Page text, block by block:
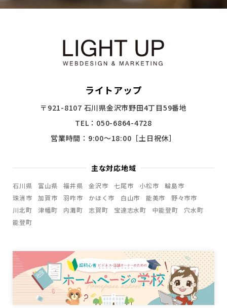
ライトアップ
〒921-8107 石川県金沢市野田4丁目59番地
TEL：050-6864-4728
営業時間：9:00〜18:00［土日祝休］
主な対応地域
石川県 富山県 福井県 金沢市 七尾市 小松市
輪島市
珠洲市
加賀市 羽咋市 かほく市 白山市 能美市
野々市市
川北町
津幡町 内灘町 志賀町 宝達志水町 中能登町
穴水町
能登町